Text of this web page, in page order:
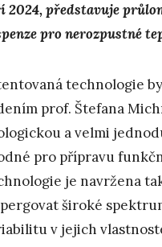
2024, představuje
pro nerozpustné
technologie
prof. Štefana
a velmi
pro přípravu
je navržena
široké
v jejich